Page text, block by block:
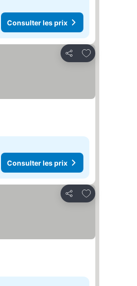
Consulter les prix
Partager
Ajouter à mes
Consulter les prix
Partager
Ajouter à mes